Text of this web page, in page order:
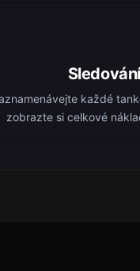
každé
zobrazte si celkové